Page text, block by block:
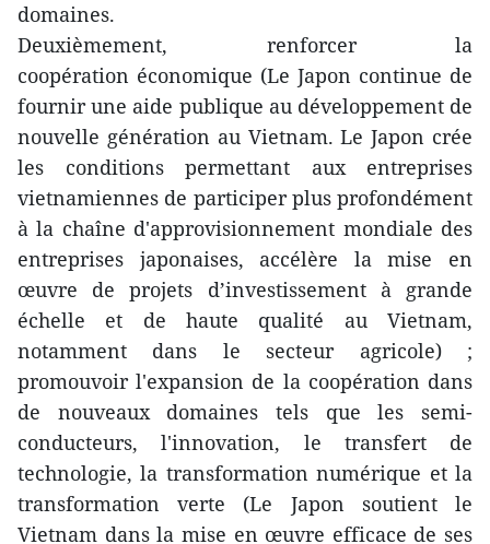
domaines.
Deuxièmement, renforcer la
coopération économique (Le Japon continue de
fournir une aide publique au développement de
nouvelle génération au Vietnam. Le Japon crée
les conditions permettant aux entreprises
vietnamiennes de participer plus profondément
à la chaîne d'approvisionnement mondiale des
entreprises japonaises, accélère la mise en
œuvre de projets d’investissement à grande
échelle et de haute qualité au Vietnam,
notamment dans le secteur agricole) ;
promouvoir l'expansion de la coopération dans
de nouveaux domaines tels que les semi-
conducteurs, l'innovation, le transfert de
technologie, la transformation numérique et la
transformation verte (Le Japon soutient le
Vietnam dans la mise en œuvre efficace de ses